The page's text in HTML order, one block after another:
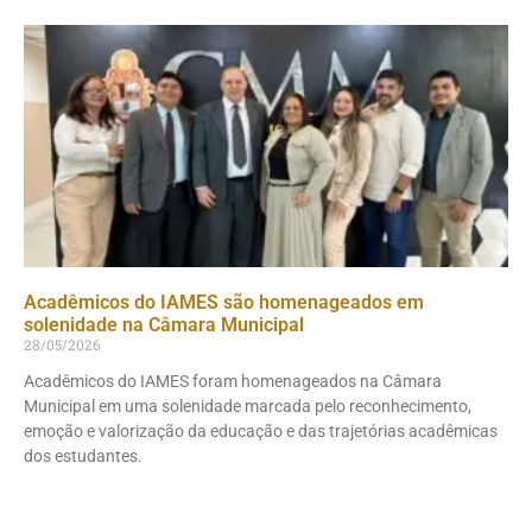
Acadêmicos do IAMES são homenageados em
solenidade na Câmara Municipal
28/05/2026
Acadêmicos do IAMES foram homenageados na Câmara
Municipal em uma solenidade marcada pelo reconhecimento,
emoção e valorização da educação e das trajetórias acadêmicas
dos estudantes.